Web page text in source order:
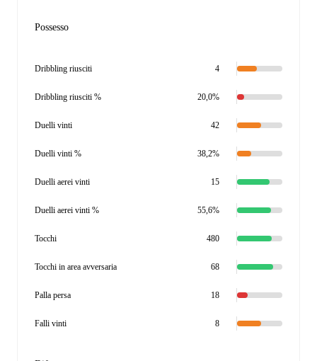
Possesso
Dribbling riusciti 4
Dribbling riusciti % 20,0%
Duelli vinti 42
Duelli vinti % 38,2%
Duelli aerei vinti 15
Duelli aerei vinti % 55,6%
Tocchi 480
Tocchi in area avversaria 68
Palla persa 18
Falli vinti 8